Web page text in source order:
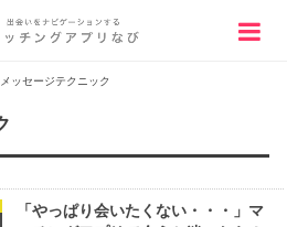
メッセージテクニック
「やっぱり会いたくない・・・」マ